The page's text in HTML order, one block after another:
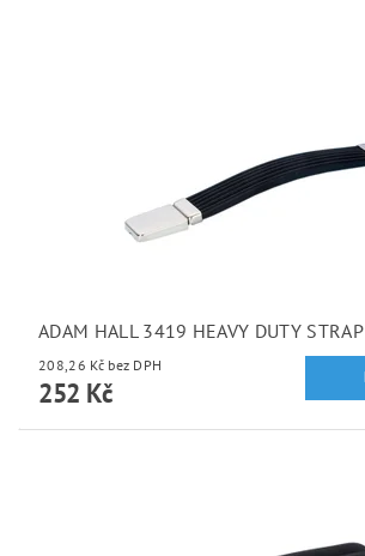
ADAM HALL 3419 HEAVY DUTY STRAP
208,26 Kč bez DPH
252 Kč